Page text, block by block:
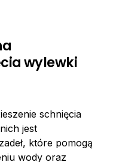
wylewki
schnięcia
jest
które pomogą
wody oraz